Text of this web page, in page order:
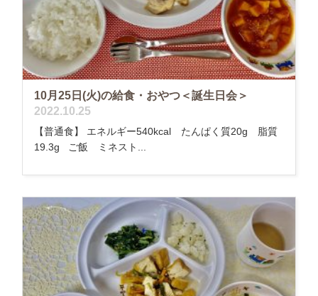
10月25日(火)の給食・おやつ＜誕生日会＞
2022.10.25
【普通食】 エネルギー540kcal たんぱく質20g 脂質
19.3g ご飯 ミネスト...